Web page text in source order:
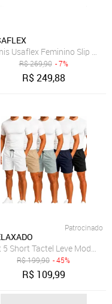
Marinho
Usaflex Feminino Slip On
R$269,90 - 7%
R$249,88
Patrocinado
5 Short Tactel Leve Moda
R$199,90 - 45%
R$ 109,99